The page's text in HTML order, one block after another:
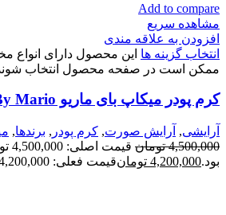
Add to compare
مشاهده سریع
افزودن به علاقه مندی
انتخاب گزینه ها این محصول دارای انواع
ممکن است در صفحه محصول انتخاب
کرم پودر میکاپ بای ماریو Makeup By Mario
آرایشی, آرايش صورت, كرم پودر , برندها,
4,500,000 تومان
قیمت
بود.4,200,000 تومانقیمت فعلی: 4,200,000 تومان.